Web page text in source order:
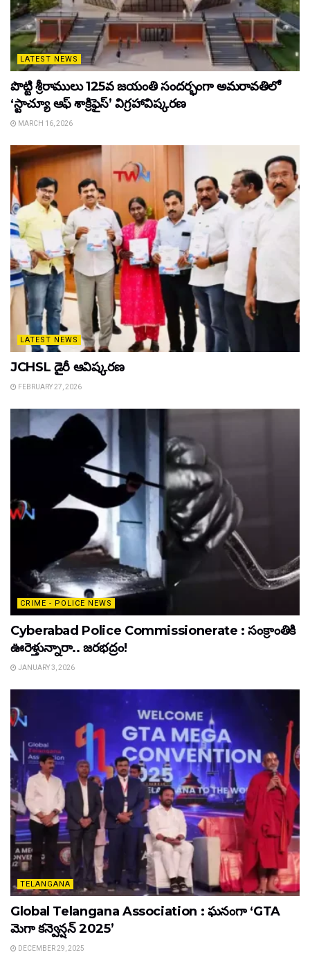
LATEST NEWS
పొట్టి శ్రీరాములు 125వ జయంతి సందర్భంగా అమరావతిలో
‘స్టాచ్యూ ఆఫ్ శాక్రిఫైస్’ విగ్రహావిష్కరణ
MARCH 16, 2026
LATEST NEWS
JCHSL డైరీ ఆవిష్కరణ
FEBRUARY 27, 2026
CRIME - POLICE NEWS
Cyberabad Police Commissionerate : సంక్రాంతికి
ఊరెళ్తున్నారా.. జరభద్రం!
JANUARY 3, 2026
TELANGANA
Global Telangana Association : ఘనంగా ‘GTA
మెగా కన్వెన్షన్ 2025’
DECEMBER 29, 2025